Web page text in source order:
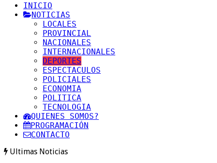
INICIO
NOTICIAS
LOCALES
PROVINCIAL
NACIONALES
INTERNACIONALES
DEPORTES
ESPECTACULOS
POLICIALES
ECONOMIA
POLITICA
TECNOLOGIA
QUIENES SOMOS?
PROGRAMACIÓN
CONTACTO
Ultimas Noticias